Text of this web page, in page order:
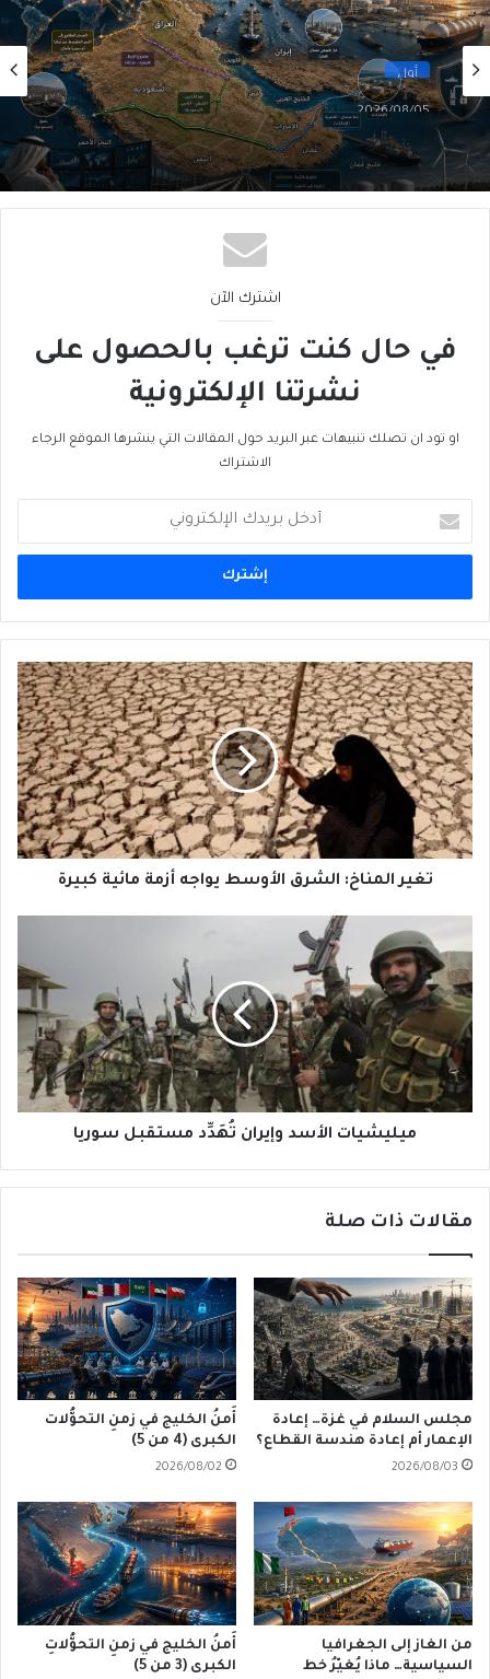
أول
2026/08/05
ما بَعدَ هرمز… الخليج يُعيدُ رَسمَ خريطةِ الطاقة
اشترك الآن
في حال كنت ترغب بالحصول على
نشرتنا الإلكترونية
او تود ان تصلك تنبيهات عبر البريد حول المقالات التي ينشرها الموقع الرجاء
الاشتراك
بريدك
الإلكتروني
تغير
المناخ:
الشرق
الأوسط
يواجه
أزمة
مائية
كبيرة
تغير المناخ: الشرق الأوسط يواجه أزمة مائية كبيرة
الأسد
وإيران
تُهَدِّد
مستقبل
سوريا
ميليشيات الأسد وإيران تُهَدِّد مستقبل سوريا
مقالات ذات صلة
مجلس السلام في غزة… إعادة
الإعمار أم إعادة هندسة القطاع؟
2026/08/03
أَمنُ الخليج في زمنِ التحوُّلات
الكبرى (4 من 5)
2026/08/02
من الغاز إلى الجغرافيا
السياسية… ماذا يُغيّرُ خط
أَمنُ الخليج في زمنِ التحوُّلاتِ
الكبرى (3 من 5)